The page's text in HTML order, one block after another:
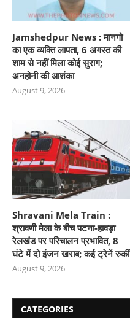
Jamshedpur News : मानगो
का एक व्यक्ति लापता, 6 अगस्त की
शाम से नहीं मिला कोई सुराग;
अनहोनी की आशंका
August 9, 2026
Shravani Mela Train :
श्रावणी मेला के बीच पटना-हावड़ा
रेलखंड पर परिचालन प्रभावित, 8
घंटे में दो इंजन खराब; कई ट्रेनें रुकीं
August 9, 2026
CATEGORIES